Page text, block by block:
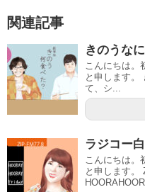
関連記事
きのうな
こんにちは。
と申します
て、シ...
ラジコー
こんにちは。
と申します。